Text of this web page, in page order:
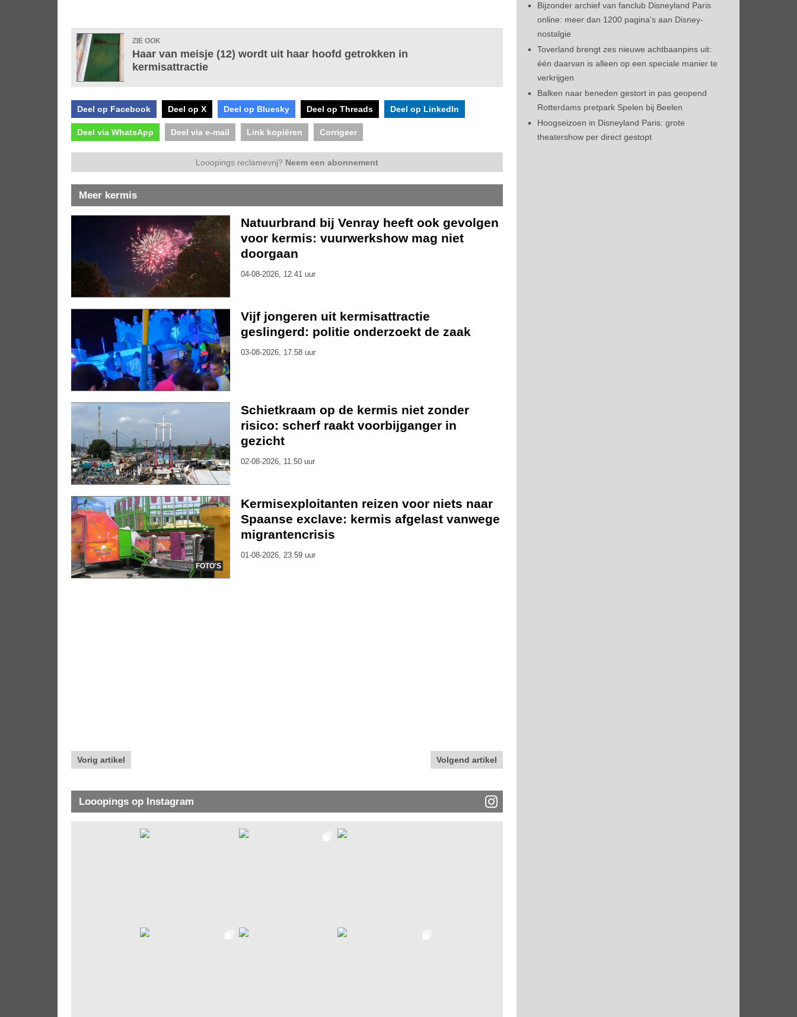
ZIE OOK
Haar van meisje (12) wordt uit haar hoofd getrokken in
kermisattractie
Deel op Facebook Deel op X Deel op Bluesky Deel op Threads Deel op LinkedIn
Deel via WhatsApp Deel via e-mail Link kopiëren Corrigeer
Looopings reclamevrij? Neem een abonnement
Meer kermis
Natuurbrand bij Venray heeft ook gevolgen
voor kermis: vuurwerkshow mag niet
doorgaan
04-08-2026, 12.41 uur
Vijf jongeren uit kermisattractie
geslingerd: politie onderzoekt de zaak
03-08-2026, 17.58 uur
Schietkraam op de kermis niet zonder
risico: scherf raakt voorbijganger in
gezicht
02-08-2026, 11.50 uur
FOTO'S
Kermisexploitanten reizen voor niets naar
Spaanse exclave: kermis afgelast vanwege
migrantencrisis
01-08-2026, 23.59 uur
Vorig artikel Volgend artikel
Looopings op Instagram
Bijzonder archief van fanclub Disneyland Paris
online: meer dan 1200 pagina's aan Disney-
nostalgie
Toverland brengt zes nieuwe achtbaanpins uit:
één daarvan is alleen op een speciale manier te
verkrijgen
Balken naar beneden gestort in pas geopend
Rotterdams pretpark Spelen bij Beelen
Hoogseizoen in Disneyland Paris: grote
theatershow per direct gestopt